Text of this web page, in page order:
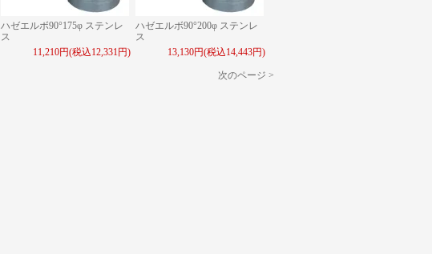
ハゼエルボ90°175φ ステンレ
ス
11,210円(税込12,331円)
ハゼエルボ90°200φ ステンレ
ス
13,130円(税込14,443円)
次のページ >